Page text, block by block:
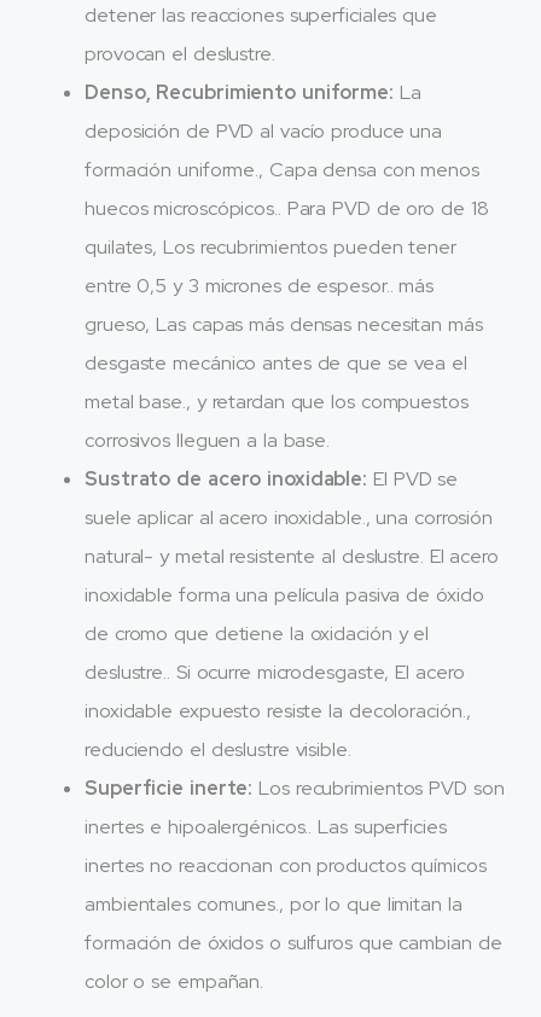
detener las reacciones superficiales que
provocan el deslustre.
Denso, Recubrimiento uniforme: La
deposición de PVD al vacío produce una
formación uniforme., Capa densa con menos
huecos microscópicos.. Para PVD de oro de 18
quilates, Los recubrimientos pueden tener
entre 0,5 y 3 micrones de espesor.. más
grueso, Las capas más densas necesitan más
desgaste mecánico antes de que se vea el
metal base., y retardan que los compuestos
corrosivos lleguen a la base.
Sustrato de acero inoxidable: El PVD se
suele aplicar al acero inoxidable., una corrosión
natural- y metal resistente al deslustre. El acero
inoxidable forma una película pasiva de óxido
de cromo que detiene la oxidación y el
deslustre.. Si ocurre microdesgaste, El acero
inoxidable expuesto resiste la decoloración.,
reduciendo el deslustre visible.
Superficie inerte: Los recubrimientos PVD son
inertes e hipoalergénicos.. Las superficies
inertes no reaccionan con productos químicos
ambientales comunes., por lo que limitan la
formación de óxidos o sulfuros que cambian de
color o se empañan.